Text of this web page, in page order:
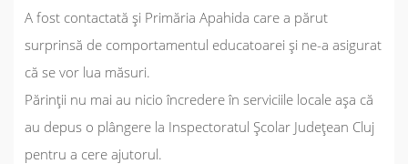
A fost contactată și Primăria Apahida care a părut
surprinsă de comportamentul educatoarei și ne-a asigurat
că se vor lua măsuri.
Părinții nu mai au nicio încredere în serviciile locale așa că
au depus o plângere la Inspectoratul Școlar Județean Cluj
pentru a cere ajutorul.